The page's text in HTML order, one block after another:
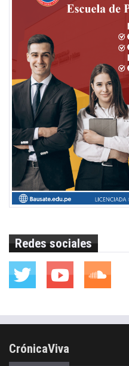
Redes sociales
CrónicaViva